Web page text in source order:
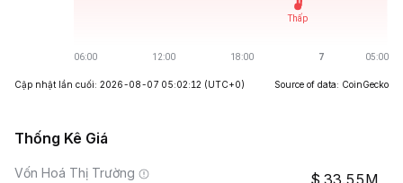
Cập nhật lần cuối: 2026-08-07 05:02:12 (UTC+0) Source of data: CoinGecko
Thống Kê Giá
Vốn Hoá Thị Trường 33.55M